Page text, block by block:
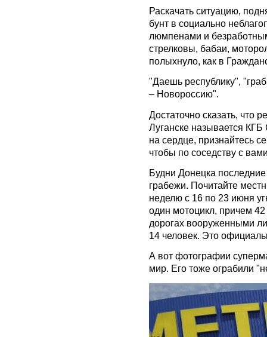
Раскачать ситуацию,
бунт в социально
люмпенами и
стрелковы, бабаи,
полыхнуло, как в
"Даешь республику",
– Новороссию".
Достаточно сказать, что
Луганске называется
на сердце, признайтесь
чтобы по соседству с
Будни Донецка
грабежи. Почитайте
неделю с 16 по 23 июня
один мотоцикл, причем
дорогах вооруженными
14 человек. Это
А вот фотографии
мир. Его тоже ограбили